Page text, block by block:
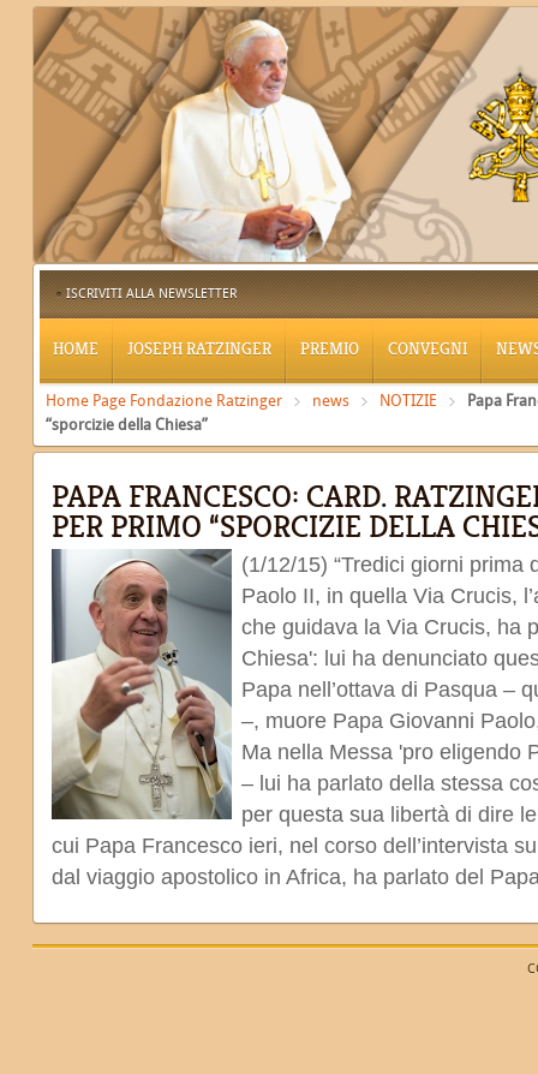
ISCRIVITI ALLA NEWSLETTER
HOME JOSEPH RATZINGER PREMIO CONVEGNI
Home Page Fondazione Ratzinger news NOTIZIE
Papa
“sporcizie della Chiesa”
PAPA FRANCESCO: CARD.
PER PRIMO “SPORCIZIE DELLA
(1/12/15) “Tredici giorni prima
Paolo II, in quella Via Crucis,
che guidava la Via Crucis, ha
Chiesa': lui ha denunciato
Papa nell’ottava di Pasqua –
–, muore Papa Giovanni
Ma nella Messa 'pro eligendo
– lui ha parlato della stessa
per questa sua libertà di dire
cui Papa Francesco ieri, nel corso dell’intervista
dal viaggio apostolico in Africa, ha parlato del